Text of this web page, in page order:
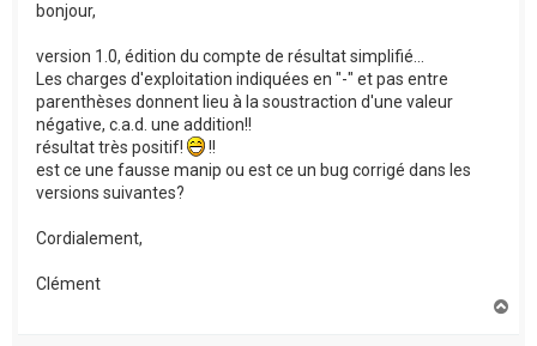
bonjour,
version 1.0, édition du compte de résultat simplifié...
Les charges d'exploitation indiquées en "-" et pas entre
parenthèses donnent lieu à la soustraction d'une valeur
négative, c.a.d. une addition!!
résultat très positif!
!!
est ce une fausse manip ou est ce un bug corrigé dans les
versions suivantes?
Cordialement,
Clément